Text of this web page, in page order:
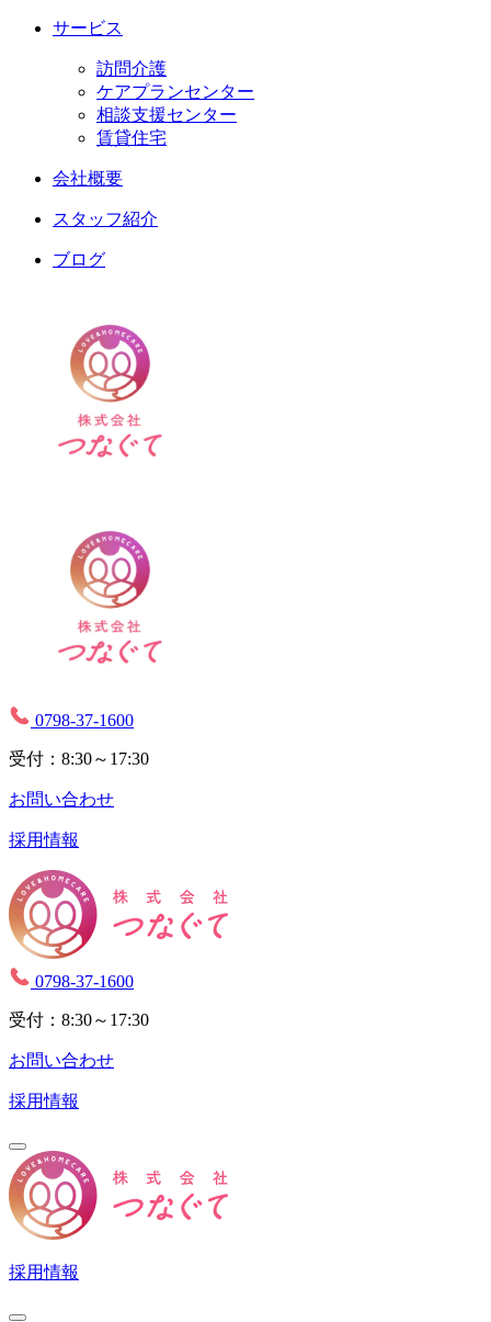
サービス
訪問介護
ケアプランセンター
相談支援センター
賃貸住宅
会社概要
スタッフ紹介
ブログ
0798-37-1600
受付：8:30～17:30
お問い合わせ
採用情報
0798-37-1600
受付：8:30～17:30
お問い合わせ
採用情報
採用情報